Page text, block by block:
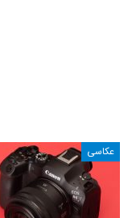
عکاسی